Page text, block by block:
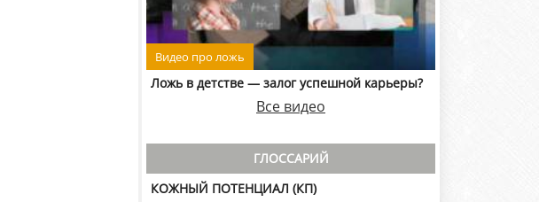
Видео про ложь
Ложь в детстве — залог успешной карьеры?
Все видео
ГЛОССАРИЙ
КОЖНЫЙ ПОТЕНЦИАЛ (КП)